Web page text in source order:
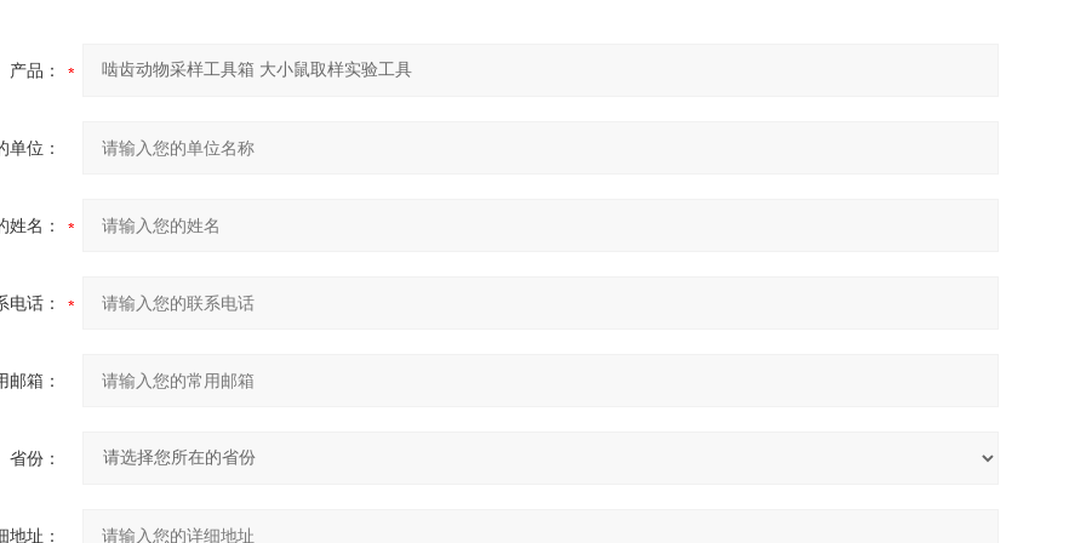
产品：
单位：
姓名：
电话：
邮箱：
省份：
地址：